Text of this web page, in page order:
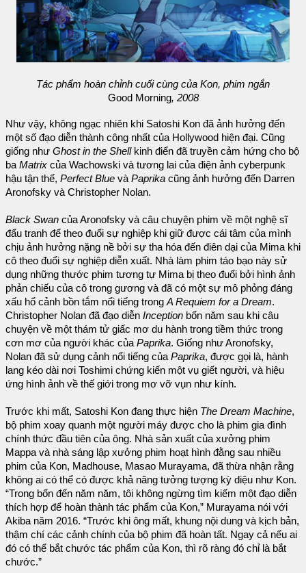
Tác phẩm hoàn chỉnh cuối cùng của Kon, phim ngắn
Good Morning, 2008
Như vậy, không ngạc nhiên khi Satoshi Kon đã ảnh hưởng đến
một số đạo diễn thành công nhất của Hollywood hiện đại. Cũng
giống như Ghost in the Shellkinh điển đã truyền cảm hứng cho bộ
ba Matrix của Wachowski và tương lai của điện ảnh cyberpunk
hậu tận thế, Perfect Blue và Paprika cũng ảnh hưởng đến Darren
Aronofsky và Christopher Nolan.
Black Swan của Aronofsky và câu chuyện phim về một nghệ sĩ
đấu tranh để theo đuổi sự nghiệp khi giữ được cái tâm của mình
chịu ảnh hưởng nặng nề bởi sự tha hóa đến điên dại của Mima khi
cô theo đuổi sự nghiệp diễn xuất. Nhà làm phim táo bạo này sử
dụng những thước phim tương tự Mima bị theo đuổi bởi hình ảnh
phản chiếu của cô trong gương và đã có một sự mô phỏng đáng
xấu hổ cảnh bồn tắm nổi tiếng trong A Requiem for a Dream.
Christopher Nolan đã đạo diễn Inception bốn năm sau khi câu
chuyện về một thám tử giấc mơ du hành trong tiềm thức trong
cơn mơ của người khác của Paprika. Giống như Aronofsky,
Nolan đã sử dụng cảnh nổi tiếng của Paprika, được gọi là, hành
lang kéo dài nơi Toshimi chứng kiến một vụ giết người, và hiệu
ứng hình ảnh về thế giới trong mơ vỡ vụn như kính.
Trước khi mất, Satoshi Kon đang thực hiện The Dream Machine,
bộ phim xoay quanh một người máy được cho là phim gia đình
chính thức đầu tiên của ông. Nhà sản xuất của xưởng phim
Mappa và nhà sáng lập xưởng phim hoạt hình đằng sau nhiều
phim của Kon, Madhouse, Masao Murayama, đã thừa nhận rằng
không ai có thể có được khả năng tưởng tượng kỳ diệu như Kon.
“Trong bốn đến năm năm, tôi không ngừng tìm kiếm một đạo diễn
thích hợp để hoàn thành tác phẩm của Kon,” Murayama nói với
Akiba năm 2016. “Trước khi ông mất, khung nội dung và kịch bản,
thậm chí các cảnh chính của bộ phim đã hoàn tất. Ngay cả nếu ai
đó có thể bắt chước tác phẩm của Kon, thì rõ ràng đó chỉ là bắt
chước.”